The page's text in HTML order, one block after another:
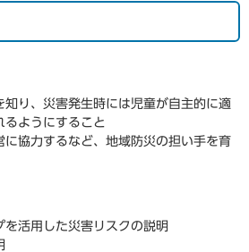
知り、災害発生時には児童が自主的に適
るようにすること
に協力するなど、地域防災の担い手を育
を活用した災害リスクの説明